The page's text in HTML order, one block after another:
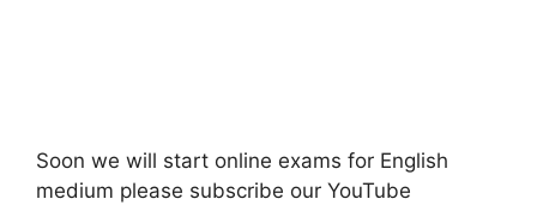
Soon we will start online exams for English
medium please subscribe our YouTube